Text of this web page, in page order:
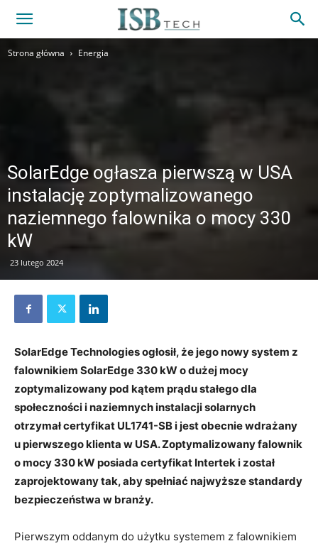
Strona główna Energia
SolarEdge ogłasza pierwszą w USA
instalację zoptymalizowanego
naziemnego falownika o mocy 330
kW
23 lutego 2024
SolarEdge Technologies ogłosił, że jego nowy system z
falownikiem SolarEdge 330 kW o dużej mocy
zoptymalizowany pod kątem prądu stałego dla
społeczności i naziemnych instalacji solarnych
otrzymał certyfikat UL1741-SB i jest obecnie wdrażany
u pierwszego klienta w USA. Zoptymalizowany falownik
o mocy 330 kW posiada certyfikat Intertek i został
zaprojektowany tak, aby spełniać najwyższe standardy
bezpieczeństwa w branży.
Pierwszym oddanym do użytku systemem z falownikiem